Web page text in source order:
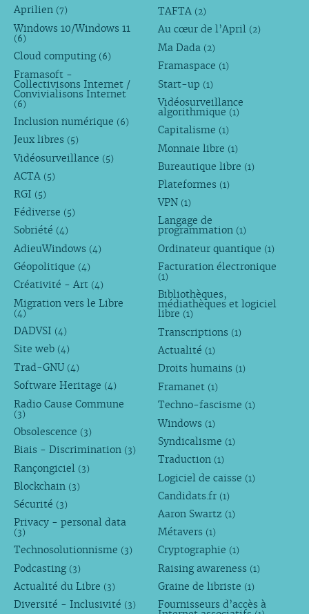
Aprilien (7)
Windows 10/Windows 11
(6)
Cloud computing (6)
Framasoft -
Collectivisons Internet /
Convivialisons Internet
(6)
Inclusion numérique (6)
Jeux libres (5)
Vidéosurveillance (5)
ACTA (5)
RGI (5)
Fédiverse (5)
Sobriété (4)
AdieuWindows (4)
Géopolitique (4)
Créativité - Art (4)
Migration vers le Libre
(4)
DADVSI (4)
Site web (4)
Trad-GNU (4)
Software Heritage (4)
Radio Cause Commune
(3)
Obsolescence (3)
Biais - Discrimination (3)
Rançongiciel (3)
Blockchain (3)
Sécurité (3)
Privacy - personal data
(3)
Technosolutionnisme (3)
Podcasting (3)
Actualité du Libre (3)
Diversité - Inclusivité (3)
TAFTA (2)
Au cœur de l’April (2)
Ma Dada (2)
Framaspace (1)
Start-up (1)
Vidéosurveillance
algorithmique (1)
Capitalisme (1)
Monnaie libre (1)
Bureautique libre (1)
Plateformes (1)
VPN (1)
Langage de
programmation (1)
Ordinateur quantique (1)
Facturation électronique
(1)
Bibliothèques,
médiathèques et logiciel
libre (1)
Transcriptions (1)
Actualité (1)
Droits humains (1)
Framanet (1)
Techno-fascisme (1)
Windows (1)
Syndicalisme (1)
Traduction (1)
Logiciel de caisse (1)
Candidats.fr (1)
Aaron Swartz (1)
Métavers (1)
Cryptographie (1)
Raising awareness (1)
Graine de libriste (1)
Fournisseurs d’accès à